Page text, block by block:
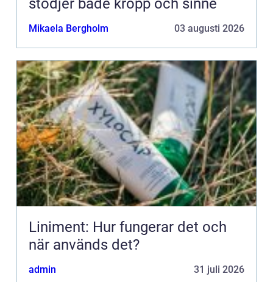
stödjer både kropp och sinne
Mikaela Bergholm 03 augusti 2026
Liniment: Hur fungerar det och
när används det?
admin 31 juli 2026